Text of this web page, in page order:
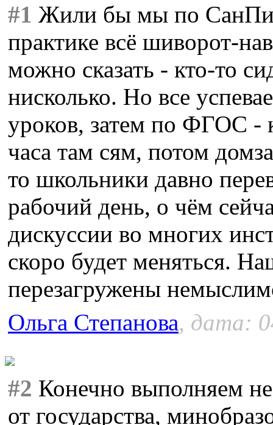
#1 Жили бы мы по
практике всё шиворот-
можно сказать - кто-то
нисколько. Но все
уроков, затем по ФГОС -
часа там сям, потом
то школьники давно
рабочий день, о чём
дискуссии во многих
скоро будет меняться.
перезагружены
Ольга Степанова, дата:
#2 Конечно выполняем не
от государства,